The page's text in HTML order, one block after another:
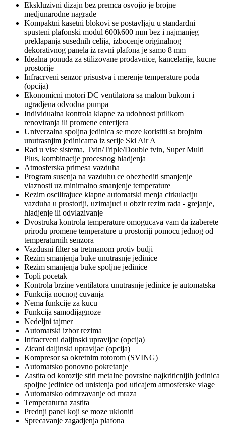
Ekskluzivni dizajn bez premca osvojio je brojne
medjunarodne nagrade
Kompaktni kasetni blokovi se postavljaju u standardni
spusteni plafonski modul 600k600 mm bez i najmanjeg
preklapanja susednih celija, izbocenje originalnog
dekorativnog panela iz ravni plafona je samo 8 mm
Idealna ponuda za stilizovane prodavnice, kancelarije, kucne
prostorije
Infracrveni senzor prisustva i merenje temperature poda
(opcija)
Ekonomicni motori DC ventilatora sa malom bukom i
ugradjena odvodna pumpa
Individualna kontrola klapne za udobnost prilikom
renoviranja ili promene enterijera
Univerzalna spoljna jedinica se moze koristiti sa brojnim
unutrasnjim jedinicama iz serije Ski Air A
Rad u vise sistema, Tvin/Triple/Double tvin, Super Multi
Plus, kombinacije procesnog hladjenja
Atmosferska primesa vazduha
Program susenja na vazduhu ce obezbediti smanjenje
vlaznosti uz minimalno smanjenje temperature
Rezim oscilirajuce klapne automatski menja cirkulaciju
vazduha u prostoriji, uzimajuci u obzir rezim rada - grejanje,
hladjenje ili odvlazivanje
Dvostruka kontrola temperature omogucava vam da izaberete
prirodu promene temperature u prostoriji pomocu jednog od
temperaturnih senzora
Vazdusni filter sa tretmanom protiv budji
Rezim smanjenja buke unutrasnje jedinice
Rezim smanjenja buke spoljne jedinice
Topli pocetak
Kontrola brzine ventilatora unutrasnje jedinice je automatska
Funkcija nocnog cuvanja
Nema funkcije za kucu
Funkcija samodijagnoze
Nedeljni tajmer
Automatski izbor rezima
Infracrveni daljinski upravljac (opcija)
Zicani daljinski upravljac (opcija)
Kompresor sa okretnim rotorom (SVING)
Automatsko ponovno pokretanje
Zastita od korozije stiti metalne povrsine najkriticnijih jedinica
spoljne jedinice od unistenja pod uticajem atmosferske vlage
Automatsko odmrzavanje od mraza
Temperaturna zastita
Prednji panel koji se moze ukloniti
Sprecavanje zagadjenja plafona